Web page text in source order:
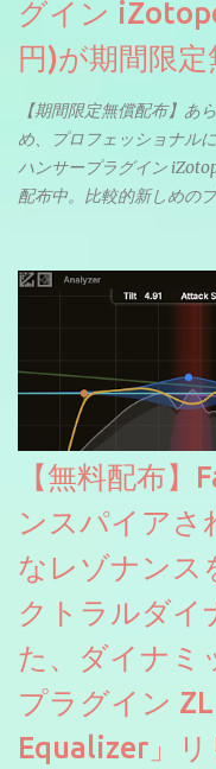
グイン
円)が期間限定
【期間限定無償配布】あ
め、プロフェッショナル
ハンサープラグイン
配布中。比較的新しめの
【無料配布
ンスパイアさ
なレゾナンス
クトラルダイ
た、ダイナミ
プラグイン
Equalizer」リ